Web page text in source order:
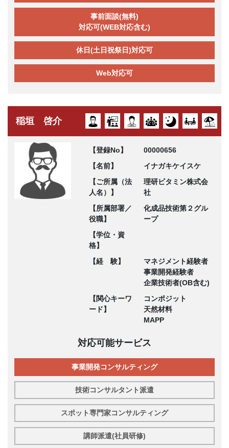
事前面談(無料)
対応可(WEB対応含む)
休日(土日祝祭日)対応可
Web対応可
稲垣 啓介
【登録No】
00000656
【名前】
イナガキケイスケ
【ご所属（法
人名）】
理研ビタミン株式会
社
【所属部署／
役職】
化成品技術第２グル
ープ
【学位・資
格】
【経 験】
マネジメント経験者
事業開発経験者
企業技術者(OB含む)
【関心キーワ
ード】
コンポジット
天然材料
MAPP
対応可能サービス
事業開発コンサルティング
技術コンサルタント派遣
スポット専門家コンサルティング
講師派遣(社員研修)